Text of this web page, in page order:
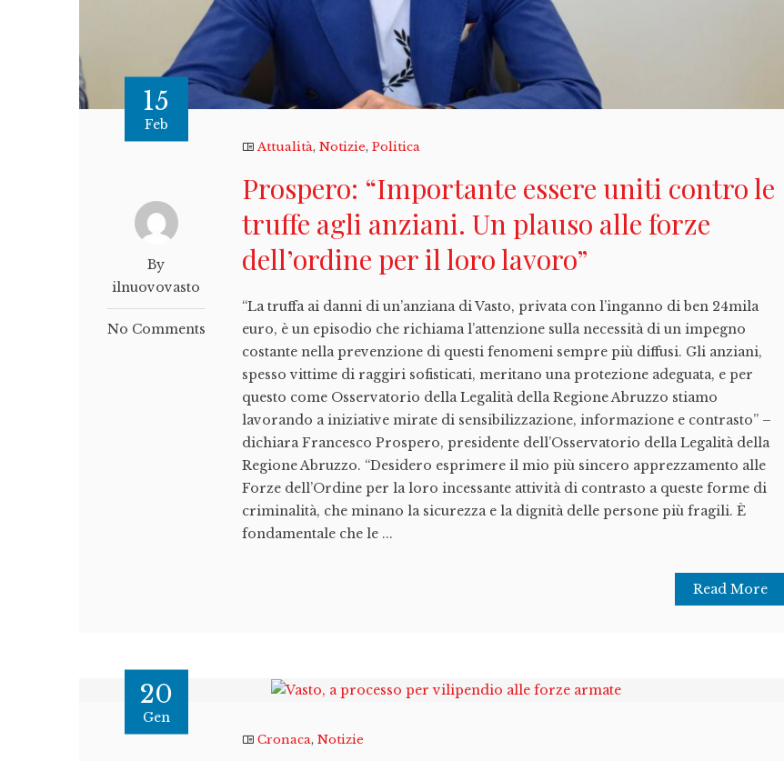
15
Feb
By
ilnuovovasto
No Comments
Attualità,Notizie,Politica
Prospero: “Importante essere uniti contro le
truffe agli anziani. Un plauso alle forze
dell’ordine per il loro lavoro”
“La truffa ai danni di un’anziana di Vasto, privata con l’inganno di ben 24mila
euro, è un episodio che richiama l’attenzione sulla necessità di un impegno
costante nella prevenzione di questi fenomeni sempre più diffusi. Gli anziani,
spesso vittime di raggiri sofisticati, meritano una protezione adeguata, e per
questo come Osservatorio della Legalità della Regione Abruzzo stiamo
lavorando a iniziative mirate di sensibilizzazione, informazione e contrasto” –
dichiara Francesco Prospero, presidente dell’Osservatorio della Legalità della
Regione Abruzzo. “Desidero esprimere il mio più sincero apprezzamento alle
Forze dell’Ordine per la loro incessante attività di contrasto a queste forme di
criminalità, che minano la sicurezza e la dignità delle persone più fragili. È
fondamentale che le ...
Read More
20
Gen
Cronaca,Notizie